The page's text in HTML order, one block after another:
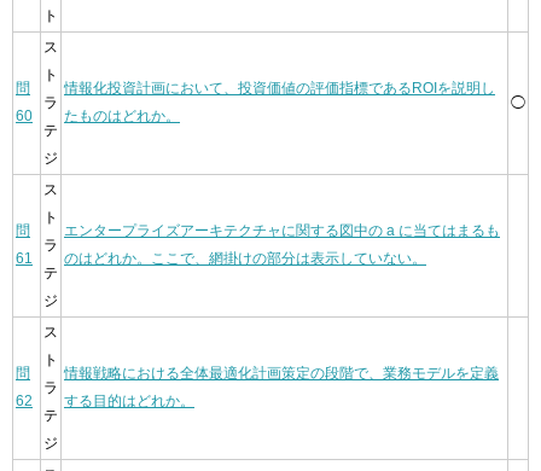
ト
問
60
ス
ト
ラ
テ
ジ
情報化投資計画において、投資価値の評価指標であるROIを説明し
たものはどれか。
◯
問
61
ス
ト
ラ
テ
ジ
エンタープライズアーキテクチャに関する図中の a に当てはまるも
のはどれか。ここで、網掛けの部分は表示していない。
問
62
ス
ト
ラ
テ
ジ
情報戦略における全体最適化計画策定の段階で、業務モデルを定義
する目的はどれか。